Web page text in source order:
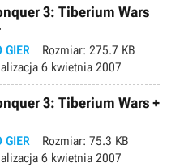
3: Tiberium Wars
GIER Rozmiar: 275.7 KB
6 kwietnia 2007
3: Tiberium Wars +
GIER Rozmiar: 75.3 KB
6 kwietnia 2007